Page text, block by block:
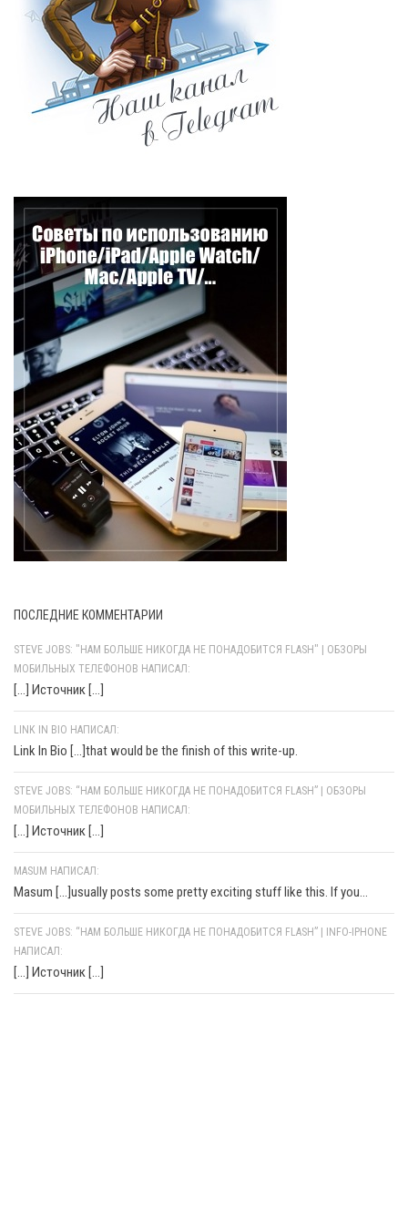
ПОСЛЕДНИЕ КОММЕНТАРИИ
STEVE JOBS: "НАМ БОЛЬШЕ НИКОГДА НЕ ПОНАДОБИТСЯ FLASH" | ОБЗОРЫ
МОБИЛЬНЫХ ТЕЛЕФОНОВ НАПИСАЛ:
[…] Источник […]
LINK IN BIO НАПИСАЛ:
Link In Bio [...]that would be the finish of this write-up.
STEVE JOBS: “НАМ БОЛЬШЕ НИКОГДА НЕ ПОНАДОБИТСЯ FLASH” | ОБЗОРЫ
МОБИЛЬНЫХ ТЕЛЕФОНОВ НАПИСАЛ:
[…] Источник […]
MASUM НАПИСАЛ:
Masum [...]usually posts some pretty exciting stuff like this. If you...
STEVE JOBS: “НАМ БОЛЬШЕ НИКОГДА НЕ ПОНАДОБИТСЯ FLASH” | INFO-IPHONE
НАПИСАЛ:
[…] Источник […]